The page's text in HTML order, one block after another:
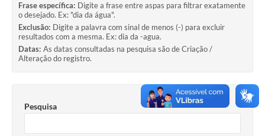
Transparência Pública
Contratos
Carta de Serviços
Turismo
Legislação
Frase específica: Digite a frase entre aspas para filtrar exatamente
o desejado. Ex: "dia da água".
Exclusão: Digite a palavra com sinal de menos (-) para excluir
resultados com a mesma. Ex: dia da -agua.
Datas: As datas consultadas na pesquisa são de Criação /
Alteração do registro.
Pesquisa